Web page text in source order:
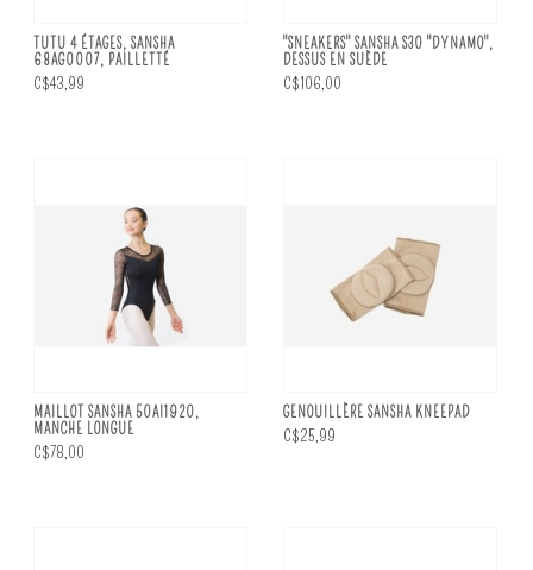
TUTU 4 ÉTAGES, SANSHA
68AG0007, PAILLETTÉ
C$43,99
"SNEAKERS" SANSHA S30 "DYNAMO",
DESSUS EN SUÈDE
C$106,00
MAILLOT SANSHA 50AI1920,
MANCHE LONGUE
C$78,00
GENOUILLÈRE SANSHA KNEEPAD
C$25,99